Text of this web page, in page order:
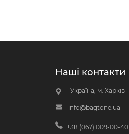
Наші контакти
Україна, м. Харків
info@bagtone.ua
+38 (067) 009-00-40